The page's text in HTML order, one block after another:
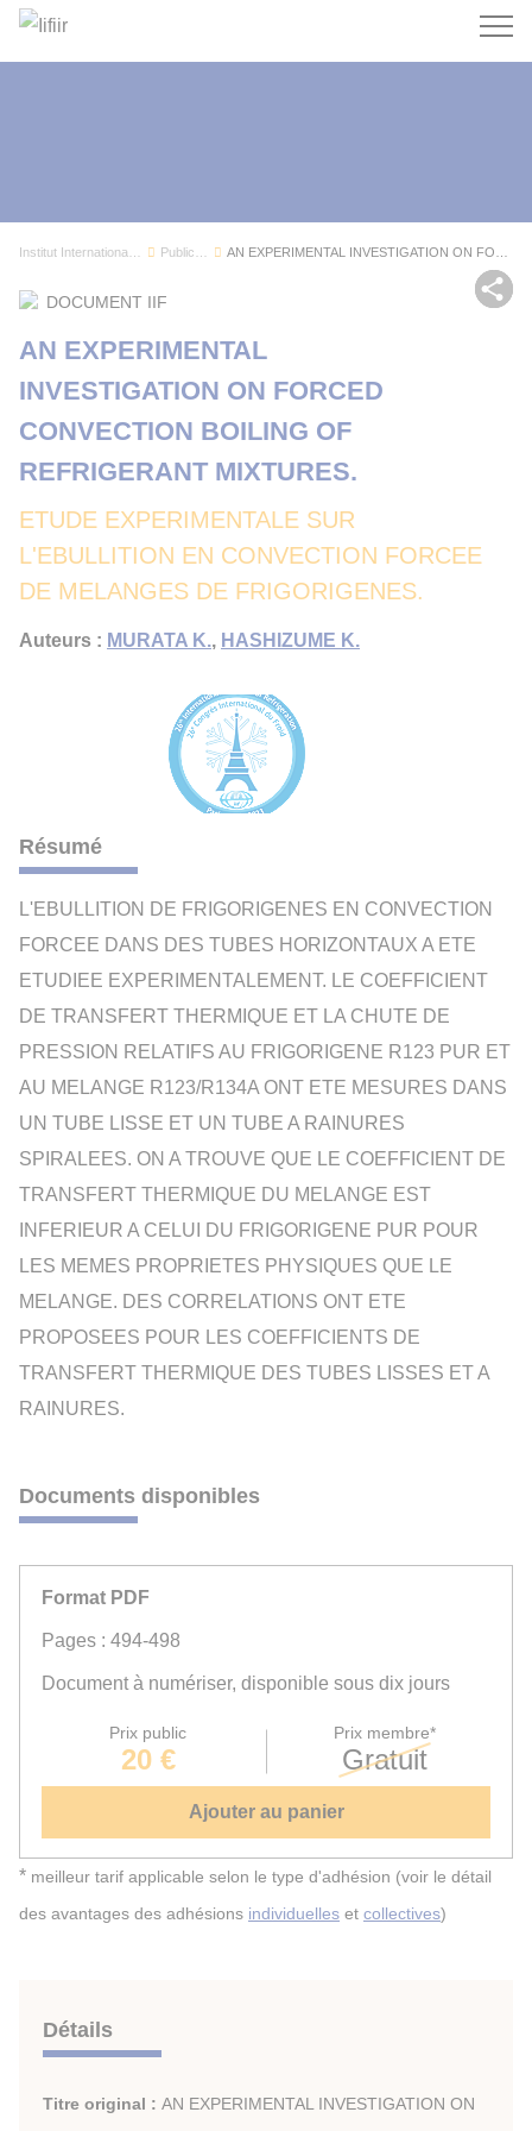
DOCUMENT IIF
ETUDE EXPERIMENTALE SUR
L'EBULLITION EN CONVECTION FORCEE
DE MELANGES DE FRIGORIGENES.
AN EXPERIMENTAL
INVESTIGATION ON FORCED
CONVECTION BOILING OF
REFRIGERANT MIXTURES.
Auteurs : MURATA K., HASHIZUME K.
Résumé
L'EBULLITION DE FRIGORIGENES EN CONVECTION
FORCEE DANS DES TUBES HORIZONTAUX A ETE
ETUDIEE EXPERIMENTALEMENT. LE COEFFICIENT
DE TRANSFERT THERMIQUE ET LA CHUTE DE
PRESSION RELATIFS AU FRIGORIGENE R123 PUR ET
AU MELANGE R123/R134A ONT ETE MESURES DANS
UN TUBE LISSE ET UN TUBE A RAINURES
SPIRALEES. ON A TROUVE QUE LE COEFFICIENT DE
TRANSFERT THERMIQUE DU MELANGE EST
INFERIEUR A CELUI DU FRIGORIGENE PUR POUR
LES MEMES PROPRIETES PHYSIQUES QUE LE
MELANGE. DES CORRELATIONS ONT ETE
PROPOSEES POUR LES COEFFICIENTS DE
TRANSFERT THERMIQUE DES TUBES LISSES ET A
RAINURES.
Documents disponibles
Format PDF
Pages : 494-498
Document à numériser, disponible sous dix jours
Prix public
20 €
Prix membre*
Gratuit
Ajouter au panier
* meilleur tarif applicable selon le type d'adhésion (voir le détail
des avantages des adhésions individuelles et collectives)
Détails
Titre original : AN EXPERIMENTAL INVESTIGATION ON